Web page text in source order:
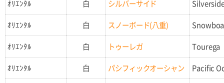
ｵﾘｴﾝﾀﾙ 白 シルバーサイド
ｵﾘｴﾝﾀﾙ
白 スノーボード(八重)
ｵﾘｴﾝﾀﾙ
白 トゥーレガ
Tourega
ｵﾘｴﾝﾀﾙ
白 パシフィックオーシャン
Pacific